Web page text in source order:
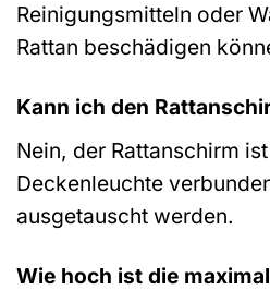
Reinigungsmitteln oder
Rattan beschädigen
Kann ich den
Nein, der Rattanschirm
Deckenleuchte
ausgetauscht werden.
Wie hoch ist die